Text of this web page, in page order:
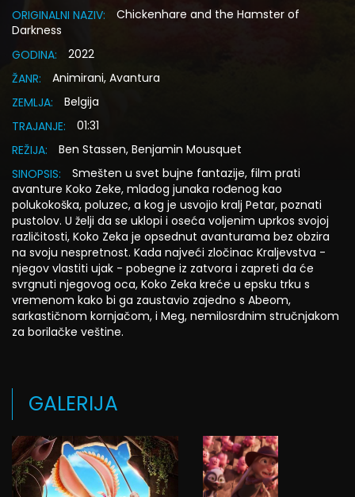
ORIGINALNI NAZIV:
Chickenhare and the Hamster of
Darkness
GODINA:
2022
ŽANR:
Animirani, Avantura
ZEMLJA:
Belgija
TRAJANJE:
01:31
REŽIJA:
Ben Stassen, Benjamin Mousquet
SINOPSIS:
Smešten u svet bujne fantazije, film prati
avanture Koko Zeke, mladog junaka rođenog kao
polukokoška, poluzec, a kog je usvojio kralj Petar, poznati
pustolov. U želji da se uklopi i oseća voljenim uprkos svojoj
različitosti, Koko Zeka je opsednut avanturama bez obzira
na svoju nespretnost. Kada najveći zločinac Kraljevstva -
njegov vlastiti ujak - pobegne iz zatvora i zapreti da će
svrgnuti njegovog oca, Koko Zeka kreće u epsku trku s
vremenom kako bi ga zaustavio zajedno s Abeom,
sarkastičnom kornjačom, i Meg, nemilosrdnim stručnjakom
za borilačke veštine.
GALERIJA